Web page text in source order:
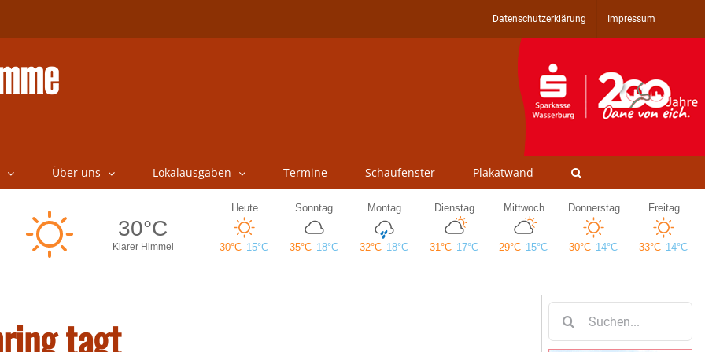
Datenschutzerklärung Impressum
Über uns Lokalausgaben Termine Schaufenster Plakatwand
tagt
nach: